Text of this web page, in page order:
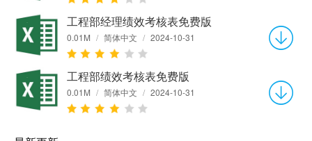
工程部经理绩效考核表免费版
0.01M / 简体中文 / 2024-10-31
工程部绩效考核表免费版
0.01M / 简体中文 / 2024-10-31